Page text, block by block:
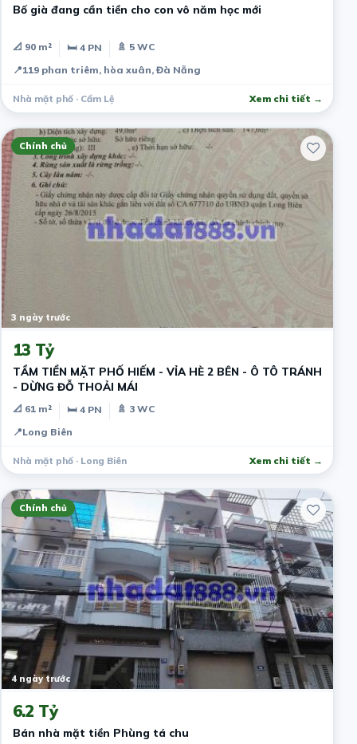
Bố già đang cần tiền cho con vô năm học mới
📐 90 m² 🛏 4 PN
🚿 5 WC
📍119 phan triêm, hòa xuân, Đà Nẵng
Nhà mặt phố · Cẩm Lệ Xem chi tiết →
Chính chủ
3 ngày trước
13 Tỷ
TẦM TIỀN MẶT PHỐ HIẾM - VỈA HÈ 2 BÊN - Ô TÔ TRÁNH
- DỪNG ĐỖ THOẢI MÁI
📐 61 m² 🛏 4 PN
🚿 3 WC
📍Long Biên
Nhà mặt phố · Long Biên Xem chi tiết →
Chính chủ
4 ngày trước
6.2 Tỷ
Bán nhà mặt tiền Phùng tá chu